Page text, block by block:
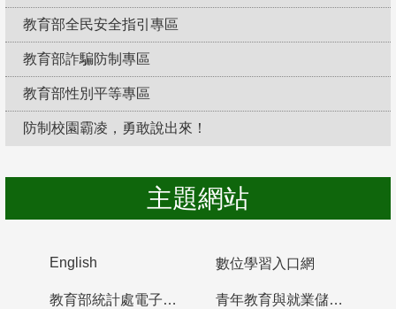
教育部全民安全指引專區
教育部詐騙防制專區
教育部性別平等專區
防制校園霸凌，勇敢說出來！
主題網站
English 數位學習入口網
教育部統計處電子書櫃 青年教育與就業儲蓄帳戶